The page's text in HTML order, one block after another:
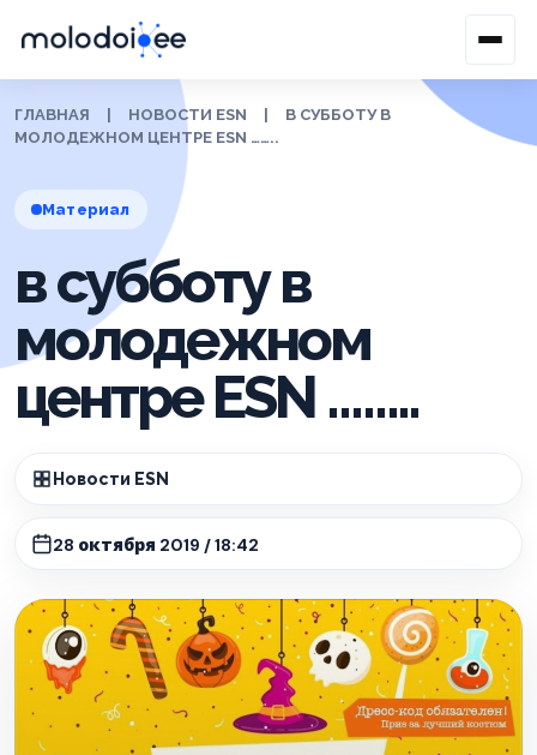
ГЛАВНАЯ НОВОСТИ ESN
В СУББОТУ В
МОЛОДЕЖНОМ ЦЕНТРЕ ESN ……..
Материал
в субботу в
молодежном
центре ESN ……..
Новости ESN
28 октября 2019 / 18:42